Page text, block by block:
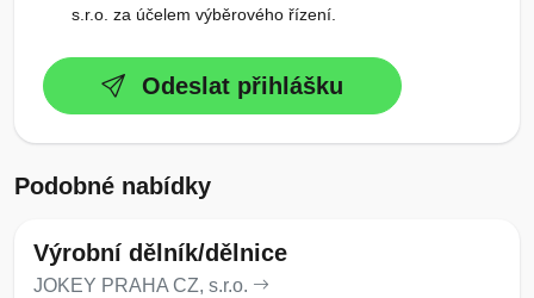
s.r.o. za účelem výběrového řízení.
Odeslat přihlášku
Podobné nabídky
Výrobní dělník/dělnice
JOKEY PRAHA CZ, s.r.o.